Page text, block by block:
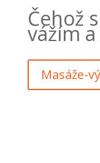
Čehož
vážím
Masáže-